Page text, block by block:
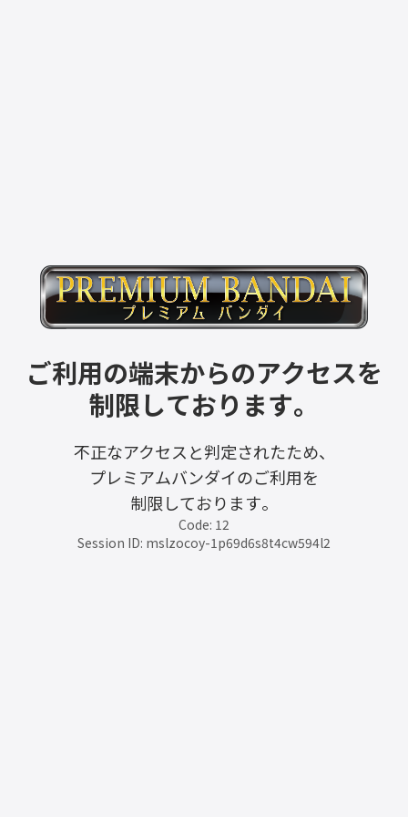
ご利用の端末からのアクセスを
制限しております。
不正なアクセスと判定されたため、
プレミアムバンダイのご利用を
制限しております。
Code: 12
Session ID: mslzocoy-1p69d6s8t4cw594l2